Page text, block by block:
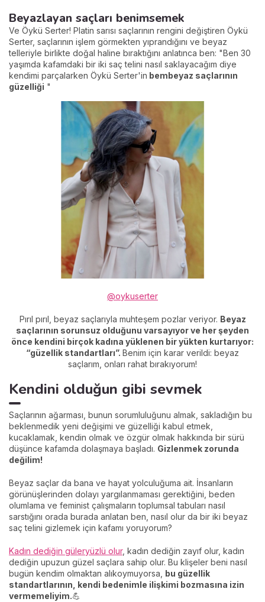
Beyazlayan saçları benimsemek
Ve Öykü Serter! Platin sarısı saçlarının rengini değiştiren Öykü
Serter, saçlarının işlem görmekten yıprandığını ve beyaz
telleriyle birlikte doğal haline bıraktığını anlatınca ben: "Ben 30
yaşımda kafamdaki bir iki saç telini nasıl saklayacağım diye
kendimi parçalarken Öykü Serter'in bembeyaz saçlarının
güzelliği "
@oykuserter
Pırıl pırıl, beyaz saçlarıyla muhteşem pozlar veriyor. Beyaz
saçlarının sorunsuz olduğunu varsayıyor ve her şeyden
önce kendini birçok kadına yüklenen bir yükten kurtarıyor:
“güzellik standartları”. Benim için karar verildi: beyaz
saçlarım, onları rahat bırakıyorum!
Kendini olduğun gibi sevmek
Saçlarının ağarması, bunun sorumluluğunu almak, sakladığın bu
beklenmedik yeni değişimi ve güzelliği kabul etmek,
kucaklamak, kendin olmak ve özgür olmak hakkında bir sürü
düşünce kafamda dolaşmaya başladı. Gizlenmek zorunda
değilim!
Beyaz saçlar da bana ve hayat yolculuğuma ait. İnsanların
görünüşlerinden dolayı yargılanmaması gerektiğini, beden
olumlama ve feminist çalışmaların toplumsal tabuları nasıl
sarstığını orada burada anlatan ben, nasıl olur da bir iki beyaz
saç telini gizlemek için kafamı yoruyorum?
Kadın dediğin güleryüzlü olur, kadın dediğin zayıf olur, kadın
dediğin upuzun güzel saçlara sahip olur. Bu klişeler beni nasıl
bugün kendim olmaktan alıkoymuyorsa, bu güzellik
standartlarının, kendi bedenimle ilişkimi bozmasına izin
vermemeliyim.💪